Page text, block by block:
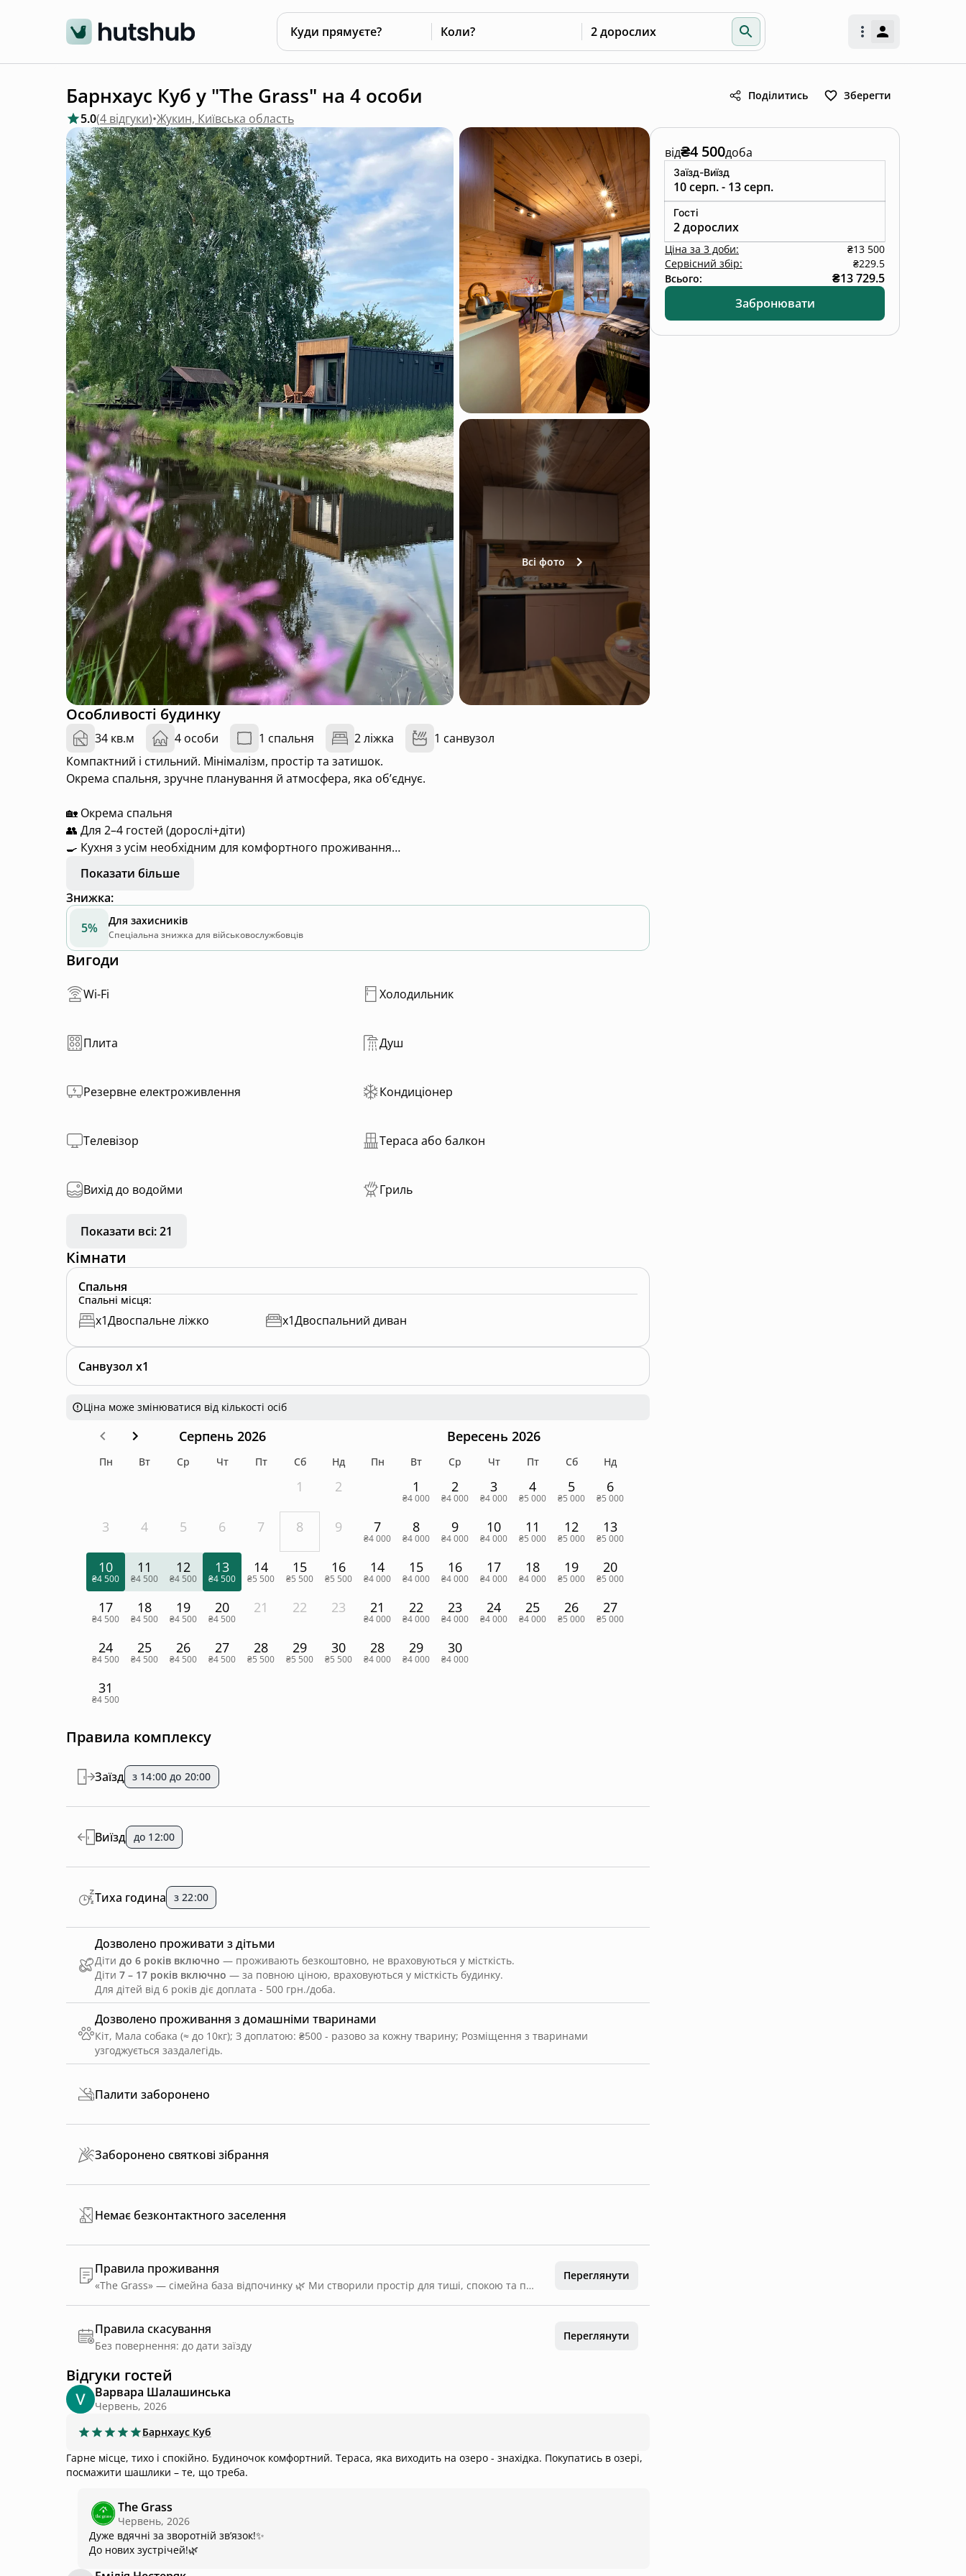
Куди прямуєте? Коли? 2 дорослих
Барнхаус Куб у "The Grass" на 4 особи Поділитись Зберегти
5.0(4 відгуки)•Жукин, Київська область
Всі фото
Особливості будинку
34 кв.м 4 особи 1 спальня 2 ліжка
1 санвузол
Компактний і стильний. Мінімалізм, простір та затишок.
Окрема спальня, зручне планування й атмосфера, яка обʼєднує.
🏡 Окрема спальня
👥 Для 2–4 гостей (дорослі+діти)
🍳 Кухня з усім необхідним для комфортного проживання
🌲 Тераса з видом на озеро і ліс
🌿 Ідеальний для сім’ї
— Дім, де затишно разом і комфортно кожному.
Показати більше
Знижка:
5%
Для захисників
Спеціальна знижка для військовослужбовців
Вигоди
Wi-Fi Холодильник
Плита Душ
Резервне електроживлення Кондиціонер
Телевізор Тераса або балкон
Вихід до водойми Гриль
Показати всі: 21
Кімнати
Спальня
Спальні місця:
x1Двоспальне ліжко x1Двоспальний диван
Санвузол x1
Ціна може змінюватися від кількості осіб
Серпень 2026
Пн Вт Ср Чт Пт Сб Нд
1 2
3 4 5 6 7 8 9
10
₴4 500
11
₴4 500
12
₴4 500
13
₴4 500
14
₴5 500
15
₴5 500
16
₴5 500
17
₴4 500
18
₴4 500
19
₴4 500
20
₴4 500
21 22 23
24
₴4 500
25
₴4 500
26
₴4 500
27
₴4 500
28
₴5 500
29
₴5 500
30
₴5 500
31
₴4 500
Вересень 2026
Пн Вт Ср Чт Пт Сб Нд
1
₴4 000
2
₴4 000
3
₴4 000
4
₴5 000
5
₴5 000
6
₴5 000
7
₴4 000
8
₴4 000
9
₴4 000
10
₴4 000
11
₴5 000
12
₴5 000
13
₴5 000
14
₴4 000
15
₴4 000
16
₴4 000
17
₴4 000
18
₴4 000
19
₴5 000
20
₴5 000
21
₴4 000
22
₴4 000
23
₴4 000
24
₴4 000
25
₴4 000
26
₴5 000
27
₴5 000
28
₴4 000
29
₴4 000
30
₴4 000
Правила комплексу
Дозволено проживання з домашніми тваринами
Кіт, Мала собака (≈ до 10кг); З доплатою: ₴500 - разово за кожну тварину; Розміщення з тваринами
узгоджується заздалегідь.
Заїзд з 14:00 до 20:00
Виїзд до 12:00
Дозволено проживати з дітьми
Діти до 6 років включно — проживають безкоштовно, не враховуються у місткість.
Діти 7 – 17 років включно — за повною ціною, враховуються у місткість будинку.
Для дітей від 6 років діє доплата - 500 грн./доба.
Тиха година з 22:00
Палити заборонено
Заборонено святкові зібрання
Немає безконтактного заселення
Правила проживання
«The Grass» — сімейна база відпочинку 🌿 Ми створили простір для тиші, спокою та перезавантаження, тому галасливі компанії, на жаль, не приймаємо. 👤 Відповідальна особа за бронювання — від 25 років. 🔕 Музику дозволено слухати лише всередині будиночків. 🌙 Тиша після 22:00 Просимо дотримуватись режиму тиші та поважати комфорт інших гостей. 🎣 Риболовля здійснюється після оплати 1 поплавкова вудка - 600 грн.(у світлу пору доби). Улов - до 3 кг включено. 👥 Додатковий гість на території — 500 грн (без ночівлі). 🔥 Вогнище Розводити дозволено лише у спеціально відведених місцях. 🐾 Домашні улюбленці Можливі лише за попереднім узгодженням. 💳 Заставна сума — 3000 грн Повертається при виїзді за умови відсутності пошкоджень майна. 🧼 Чистота простору Просимо гостей мити посуд після користування та дотримуватись чистоти — дякуємо за повагу до простору та наступних гостей. 💚 Дякуємо за розуміння та дбайливе ставлення до атмосфери відпочинку.
Переглянути
Правила скасування
Без повернення: до дати заїзду
Переглянути
Відгуки гостей
Варвара Шалашинська
Червень, 2026
Барнхаус Куб
Гарне місце, тихо і спокійно. Будиночок комфортний. Тераса, яка виходить на озеро - знахідка. Покупатись в озері,
посмажити шашлики – те, що треба.
The Grass
Червень, 2026
Дуже вдячні за зворотній звʼязок!✨
До нових зустрічей!🌿
від₴4 500доба
Заїзд-Виїзд
10 серп. - 13 серп.
Гості
2 дорослих
Ціна за 3 доби:
₴13 500
Сервісний збір:
₴229.5
Всього:
₴13 729.5
Забронювати